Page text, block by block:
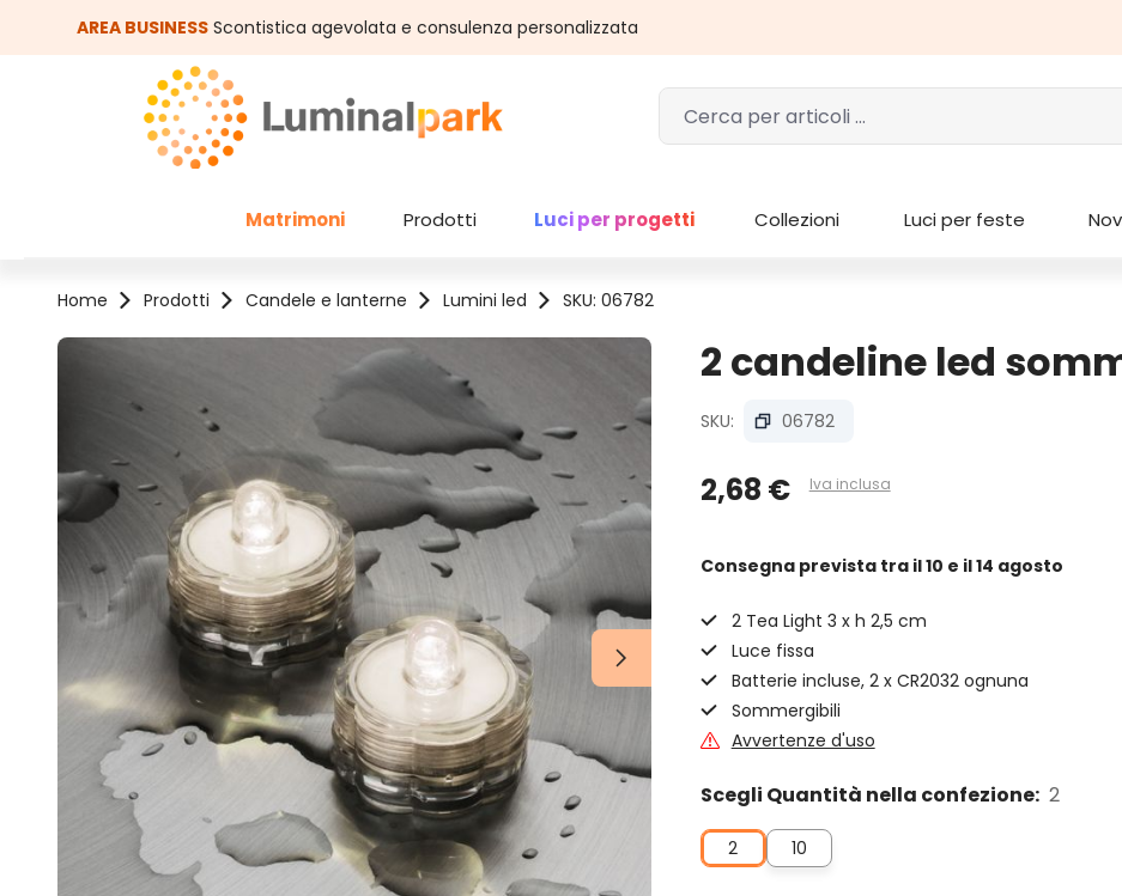
al contenuto principale
Salta alla ricerca
AREA BUSINESS Scontistica agevolata e consulenza personalizzata
Matrimoni Prodotti Luci per progetti Collezioni Luci per feste
Home Prodotti Candele e lanterne Lumini led SKU: 06782
Salta la galleria di immagini 2 candeline led
SKU: 06782
2,68 € Iva inclusa
Consegna prevista tra il 10 e il 14 agosto
2 Tea Light 3 x h 2,5 cm
Luce fissa
Batterie incluse, 2 x CR2032 ognuna
Sommergibili
Avvertenze d'uso
Scegli Quantità nella confezione: 2
2 10